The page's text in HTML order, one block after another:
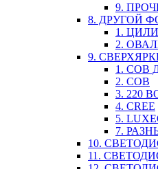
9.
8. ДРУГОЙ
1.
2.
9.
1.
2. COB
3. 220
4. CREE
5.
7.
10.
11.